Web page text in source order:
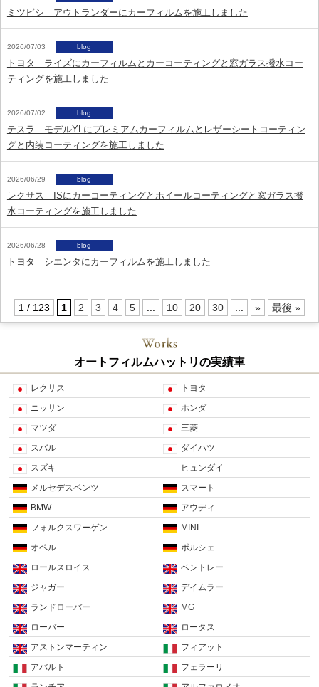
ミツビシ アウトランダーにカーフィルムを施工しました
2026/07/03 blog
トヨタ ライズにカーフィルムとカーコーティングと窓ガラス撥水コー
ティングを施工しました
2026/07/02 blog
テスラ モデルYLにプレミアムカーフィルムとレザーシートコーティン
グと内装コーティングを施工しました
2026/06/29 blog
レクサス ISにカーコーティングとホイールコーティングと窓ガラス撥
水コーティングを施工しました
2026/06/28 blog
トヨタ シエンタにカーフィルムを施工しました
1 / 123 1 2 3 4 5 ... 10 20 30 ... » 最後 »
オートフィルムハットリの実績車
レクサス
トヨタ
ニッサン
ホンダ
マツダ
三菱
スバル
ダイハツ
スズキ
ヒュンダイ
メルセデスベンツ
スマート
BMW
アウディ
フォルクスワーゲン
MINI
オペル
ポルシェ
ロールスロイス
ベントレー
ジャガー
デイムラー
ランドローバー
MG
ローバー
ロータス
アストンマーティン
フィアット
アバルト
フェラーリ